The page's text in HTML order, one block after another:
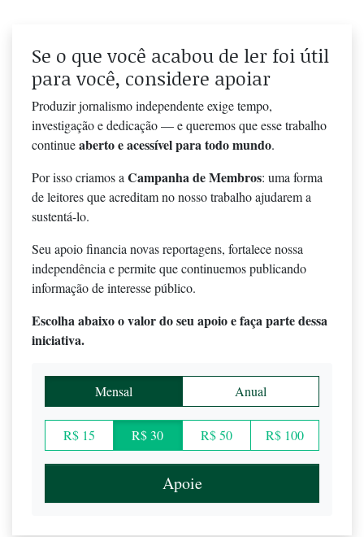
Se o que você acabou de ler foi útil
para você, considere apoiar
Produzir jornalismo independente exige tempo,
investigação e dedicação — e queremos que esse trabalho
continueaberto e acessível para todo mundo.
Por isso criamos aCampanha de Membros: uma forma
de leitores que acreditam no nosso trabalho ajudarem a
sustentá-lo.
Seu apoio financia novas reportagens, fortalece nossa
independência e permite que continuemos publicando
informação de interesse público.
Escolha abaixo o valor do seu apoio e faça parte dessa
iniciativa.
Mensal Anual
R$ 15 R$ 30 R$ 50 R$ 100
Apoie